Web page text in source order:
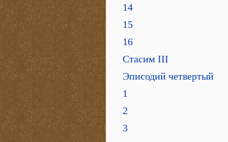
14
15
16
Стасим III
Эписодий четвертый
1
2
3